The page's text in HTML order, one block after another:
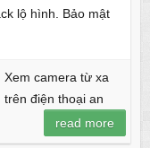
lộ hình. Bảo mật
Xem camera từ xa
trên điện thoại an
read more